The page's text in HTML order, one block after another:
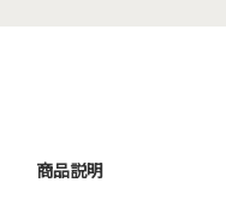
商品説明